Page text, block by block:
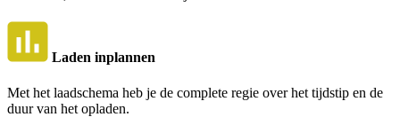
Laden inplannen
Met het laadschema heb je de complete regie over het tijdstip en de
duur van het opladen.